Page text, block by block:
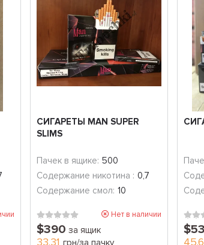
СИГАРЕТЫ MAN SUPER
SLIMS
Пачек в ящике: 500
Содержание никотина : 0,7
Содержание смол: 10
Нет в наличии
$390 за ящик
33.31